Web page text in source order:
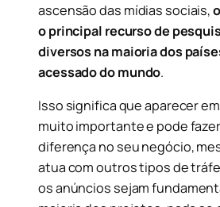
ascensão das mídias sociais,
o principal recurso de
diversos na maioria dos
acessado do mundo.
Isso significa que aparecer
muito importante e pode
diferença no seu negócio,
atua com outros tipos de
os anúncios sejam